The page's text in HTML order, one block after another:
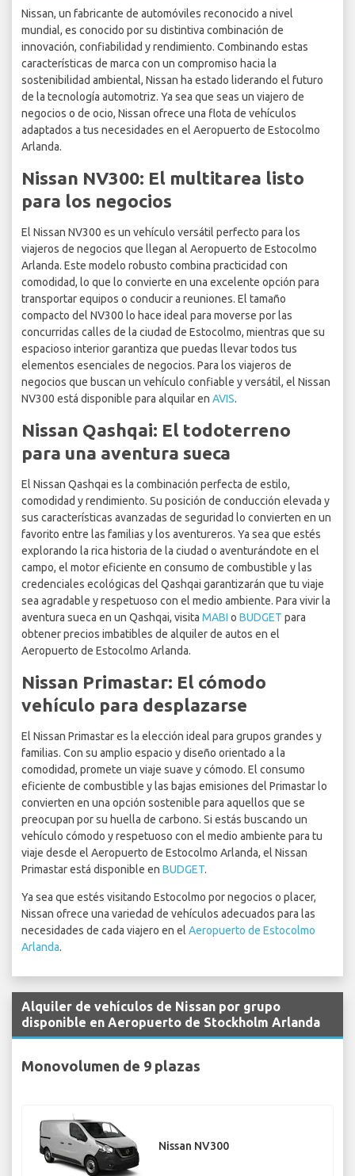
Nissan, un fabricante de automóviles reconocido a nivel
mundial, es conocido por su distintiva combinación de
innovación, confiabilidad y rendimiento. Combinando estas
características de marca con un compromiso hacia la
sostenibilidad ambiental, Nissan ha estado liderando el futuro
de la tecnología automotriz. Ya sea que seas un viajero de
negocios o de ocio, Nissan ofrece una flota de vehículos
adaptados a tus necesidades en el Aeropuerto de Estocolmo
Arlanda.
Nissan NV300: El multitarea listo
para los negocios
El Nissan NV300 es un vehículo versátil perfecto para los
viajeros de negocios que llegan al Aeropuerto de Estocolmo
Arlanda. Este modelo robusto combina practicidad con
comodidad, lo que lo convierte en una excelente opción para
transportar equipos o conducir a reuniones. El tamaño
compacto del NV300 lo hace ideal para moverse por las
concurridas calles de la ciudad de Estocolmo, mientras que su
espacioso interior garantiza que puedas llevar todos tus
elementos esenciales de negocios. Para los viajeros de
negocios que buscan un vehículo confiable y versátil, el Nissan
NV300 está disponible para alquilar en AVIS.
Nissan Qashqai: El todoterreno
para una aventura sueca
El Nissan Qashqai es la combinación perfecta de estilo,
comodidad y rendimiento. Su posición de conducción elevada y
sus características avanzadas de seguridad lo convierten en un
favorito entre las familias y los aventureros. Ya sea que estés
explorando la rica historia de la ciudad o aventurándote en el
campo, el motor eficiente en consumo de combustible y las
credenciales ecológicas del Qashqai garantizarán que tu viaje
sea agradable y respetuoso con el medio ambiente. Para vivir la
aventura sueca en un Qashqai, visita MABI o BUDGET para
obtener precios imbatibles de alquiler de autos en el
Aeropuerto de Estocolmo Arlanda.
Nissan Primastar: El cómodo
vehículo para desplazarse
El Nissan Primastar es la elección ideal para grupos grandes y
familias. Con su amplio espacio y diseño orientado a la
comodidad, promete un viaje suave y cómodo. El consumo
eficiente de combustible y las bajas emisiones del Primastar lo
convierten en una opción sostenible para aquellos que se
preocupan por su huella de carbono. Si estás buscando un
vehículo cómodo y respetuoso con el medio ambiente para tu
viaje desde el Aeropuerto de Estocolmo Arlanda, el Nissan
Primastar está disponible en BUDGET.
Ya sea que estés visitando Estocolmo por negocios o placer,
Nissan ofrece una variedad de vehículos adecuados para las
necesidades de cada viajero en el Aeropuerto de Estocolmo
Arlanda.
Alquiler de vehículos de Nissan por grupo
disponible en Aeropuerto de Stockholm Arlanda
Monovolumen de 9 plazas
Nissan NV300